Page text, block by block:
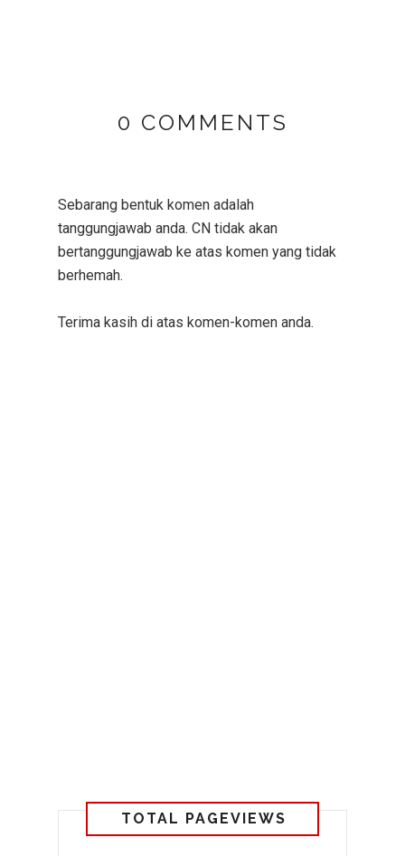
0 COMMENTS
Sebarang bentuk komen adalah
tanggungjawab anda. CN tidak akan
bertanggungjawab ke atas komen yang tidak
berhemah.
Terima kasih di atas komen-komen anda.
TOTAL PAGEVIEWS